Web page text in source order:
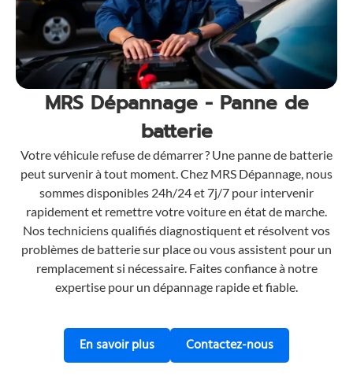
MRS Dépannage - Panne de
batterie
Votre véhicule refuse de démarrer ? Une panne de batterie
peut survenir à tout moment. Chez MRS Dépannage, nous
sommes disponibles 24h/24 et 7j/7 pour intervenir
rapidement et remettre votre voiture en état de marche.
Nos techniciens qualifiés diagnostiquent et résolvent vos
problèmes de batterie sur place ou vous assistent pour un
remplacement si nécessaire. Faites confiance à notre
expertise pour un dépannage rapide et fiable.
En savoir plussur nos services de dépannage de
Contactez-nouspour une